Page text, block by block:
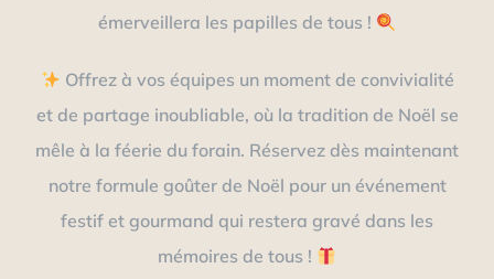
émerveillera les papilles de tous !
Offrez à vos équipes un moment de convivialité
et de partage inoubliable, où la tradition de Noël se
mêle à la féerie du forain. Réservez dès maintenant
notre formule goûter de Noël pour un événement
festif et gourmand qui restera gravé dans les
mémoires de tous !